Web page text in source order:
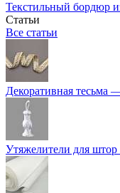
Текстильный бордюр
Статьи
Все статьи
Декоративная тесьма
Утяжелители для штор